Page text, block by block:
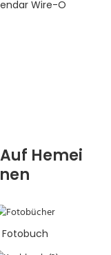
Wire-O
Hemei
Fotobuch